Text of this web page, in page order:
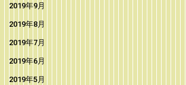
2019年9月
2019年8月
2019年7月
2019年6月
2019年5月